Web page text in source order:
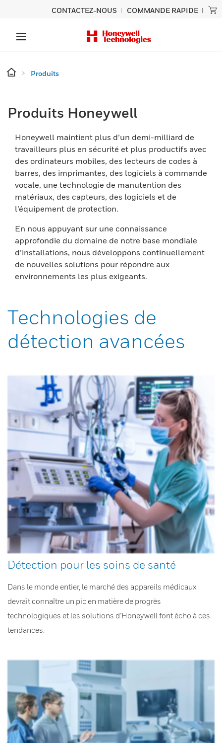
CONTACTEZ-NOUS COMMANDE RAPIDE
Produits
Produits Honeywell
Honeywell maintient plus d’un demi-milliard de
travailleurs plus en sécurité et plus productifs avec
des ordinateurs mobiles, des lecteurs de codes à
barres, des imprimantes, des logiciels à commande
vocale, une technologie de manutention des
matériaux, des capteurs, des logiciels et de
l’équipement de protection.
En nous appuyant sur une connaissance
approfondie du domaine de notre base mondiale
d’installations, nous développons continuellement
de nouvelles solutions pour répondre aux
environnements les plus exigeants.
Technologies de
détection avancées
Détection pour les soins de santé
Dans le monde entier, le marché des appareils médicaux
devrait connaître un pic en matière de progrès
technologiques et les solutions d’Honeywell font écho à ces
tendances.